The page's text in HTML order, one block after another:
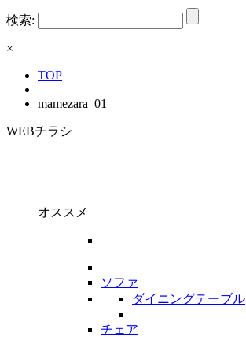
検索:
×
TOP
mamezara_01
WEBチラシ
オススメ
ソファ
ダイニングテーブル
チェア